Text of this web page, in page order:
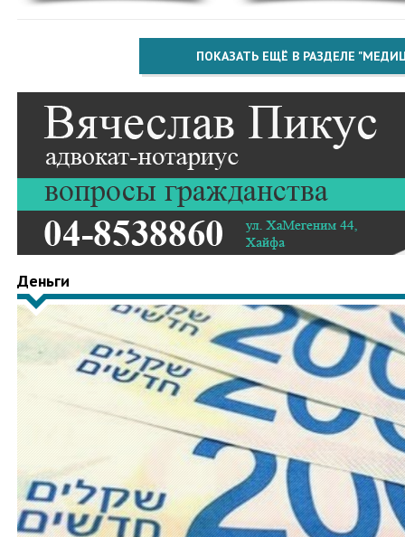
ПОКАЗАТЬ ЕЩЁ В РАЗДЕЛЕ
Деньги